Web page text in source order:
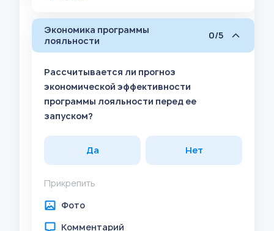
Экономика программы
лояльности
0/5
Рассчитывается ли прогноз
экономической эффективности
программы лояльности перед ее
запуском?
Да Нет
Прикрепить
Фото
Комментарий